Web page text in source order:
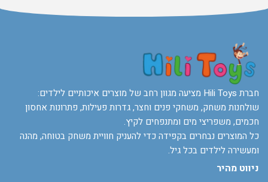
חברת Hili Toys מציעה מגוון רחב של מוצרים איכותיים לילדים:
שולחנות משחק, משחקי פנים וחצר, גדרות פעילות, פתרונות אחסון
חכמים, משפריצי מים ומתנפחים לקיץ.
כל המוצרים נבחרים בקפידה כדי להעניק חוויית משחק בטוחה, מהנה
ומעשירה לילדים בכל גיל.
ניווט מהיר